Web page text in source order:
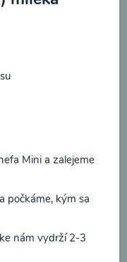
Mini a zalejeme
a počkáme, kým sa
nám vydrží 2-3
osobných